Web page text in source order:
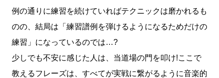
例の通りに練習を続けていればテクニックは磨かれるも
のの、結局は「練習譜例を弾けるようになるためだけの
練習」になっているのでは…?
少しでも不安に感じた人は、当道場の門を叩け!ここで
教えるフレーズは、すべてが実戦に繋がるように音楽的